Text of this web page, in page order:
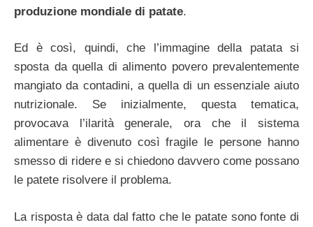
produzione mondiale di patate.
Ed è così, quindi, che l’immagine della patata si
sposta da quella di alimento povero prevalentemente
mangiato da contadini, a quella di un essenziale aiuto
nutrizionale. Se inizialmente, questa tematica,
provocava l’ilarità generale, ora che il sistema
alimentare è divenuto così fragile le persone hanno
smesso di ridere e si chiedono davvero come possano
le patete risolvere il problema.
La risposta è data dal fatto che le patate sono fonte di